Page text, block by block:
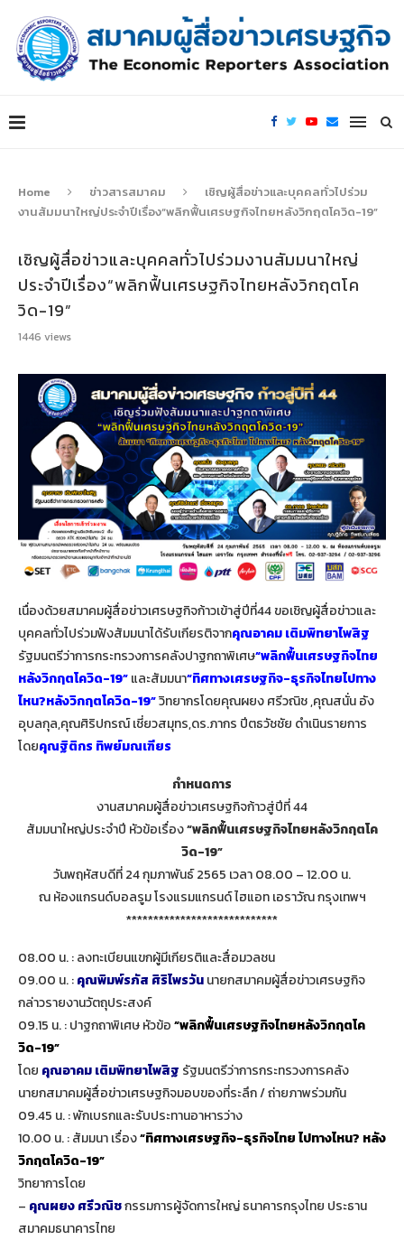
Home ข่าวสารสมาคม
เชิญผู้สื่อข่าวและบุคคลทั่วไปร่วม
งานสัมมนาใหญ่ประจำปีเรื่อง“พลิกฟื้นเศรษฐกิจไทยหลังวิกฤตโควิด-19”
เชิญผู้สื่อข่าวและบุคคลทั่วไปร่วมงานสัมมนาใหญ่
ประจำปีเรื่อง“พลิกฟื้นเศรษฐกิจไทยหลังวิกฤตโค
วิด-19”
1446 views
เนื่องด้วยสมาคมผู้สื่อข่าวเศรษฐกิจก้าวเข้าสู่ปีที่44 ขอเชิญผู้สื่อข่าวและ
บุคคลทั่วไปร่วมฟังสัมมนาได้รับเกียรติจากคุณอาคม เติมพิทยาไพสิฐ
รัฐมนตรีว่าการกระทรวงการคลังปาฐกถาพิเศษ“พลิกฟื้นเศรษฐกิจไทย
หลังวิกฤตโควิด-19”และสัมมนา“ทิศทางเศรษฐกิจ-ธุรกิจไทยไปทาง
ไหน?หลังวิกฤตโควิด-19”วิทยากรโดยคุณผยง ศรีวณิช ,คุณสนั่น อัง
อุบลกุล,คุณศิริปกรณ์ เชี่ยวสมุทร,ดร.ภากร ปีตธวัชชัย ดำเนินรายการ
โดยคุณฐิติกร ทิพย์มณเฑียร
กำหนดการ
งานสมาคมผู้สื่อข่าวเศรษฐกิจก้าวสู่ปีที่ 44
สัมมนาใหญ่ประจำปี หัวข้อเรื่อง“พลิกฟื้นเศรษฐกิจไทยหลังวิกฤตโค
วิด-19”
วันพฤหัสบดีที่ 24 กุมภาพันธ์ 2565 เวลา 08.00 – 12.00 น.
ณ ห้องแกรนด์บอลรูม โรงแรมแกรนด์ ไฮแอท เอราวัณ กรุงเทพฯ
****************************
08.00 น. : ลงทะเบียนแขกผู้มีเกียรติและสื่อมวลชน
09.00 น. :คุณพิมพ์รภัส ศิริไพรวันนายกสมาคมผู้สื่อข่าวเศรษฐกิจ
กล่าวรายงานวัตถุประสงค์
09.15 น. : ปาฐกถาพิเศษ หัวข้อ“พลิกฟื้นเศรษฐกิจไทยหลังวิกฤตโค
วิด-19”
โดย คุณอาคม เติมพิทยาไพสิฐ รัฐมนตรีว่าการกระทรวงการคลัง
นายกสมาคมผู้สื่อข่าวเศรษฐกิจมอบของที่ระลึก / ถ่ายภาพร่วมกัน
09.45 น. : พักเบรกและรับประทานอาหารว่าง
10.00 น. : สัมมนา เรื่อง“ทิศทางเศรษฐกิจ-ธุรกิจไทย ไปทางไหน? หลัง
วิกฤตโควิด-19”
วิทยาการโดย
– คุณผยง ศรีวณิชกรรมการผู้จัดการใหญ่ ธนาคารกรุงไทย ประธาน
สมาคมธนาคารไทย